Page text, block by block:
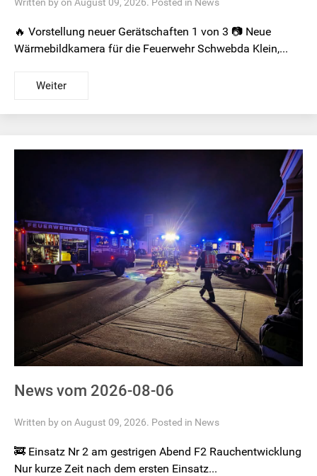
🔥 Vorstellung neuer Gerätschaften 1 von 3 📷 Neue
Wärmebildkamera für die Feuerwehr Schwebda Klein,...
Weiter
News vom 2026-08-06
Written by on August 09, 2026. Posted in News
🚒 Einsatz Nr 2 am gestrigen Abend F2 Rauchentwicklung
Nur kurze Zeit nach dem ersten Einsatz...